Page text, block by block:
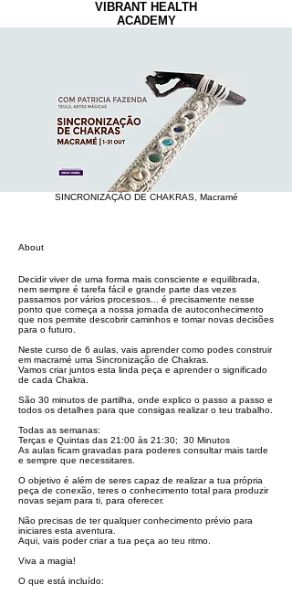
VIBRANT HEALTH
ACADEMY
SINCRONIZAÇÃO DE CHAKRAS, Macramé
About
Decidir viver de uma forma mais consciente e equilibrada,
nem sempre é tarefa fácil e grande parte das vezes
passamos por vários processos... é precisamente nesse
ponto que começa a nossa jornada de autoconhecimento
que nos permite descobrir caminhos e tomar novas decisões
para o futuro.
Neste curso de 6 aulas, vais aprender como podes construir
em macramé uma Sincronização de Chakras.
Vamos criar juntos esta linda peça e aprender o significado
de cada Chakra.
São 30 minutos de partilha, onde explico o passo a passo e
todos os detalhes para que consigas realizar o teu trabalho.
Todas as semanas:
Terças e Quintas das 21:00 às 21:30; 30 Minutos
As aulas ficam gravadas para poderes consultar mais tarde
e sempre que necessitares.
O objetivo é além de seres capaz de realizar a tua própria
peça de conexão, teres o conhecimento total para produzir
novas sejam para ti, para oferecer.
Não precisas de ter qualquer conhecimento prévio para
iniciares esta aventura.
Aqui, vais poder criar a tua peça ao teu ritmo.
Viva a magia!
O que está incluído: